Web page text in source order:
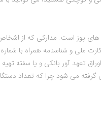
پوز است. مدارکی که از
ملی و شناسنامه همراه با
تعهد آور بانکی و یا سفته
می شود چرا که تعداد